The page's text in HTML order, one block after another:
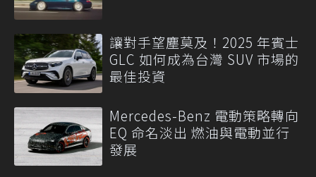
讓對手望塵莫及！2025 年賓士
GLC 如何成為台灣 SUV 市場的
最佳投資
Mercedes-Benz 電動策略轉向
EQ 命名淡出 燃油與電動並行
發展